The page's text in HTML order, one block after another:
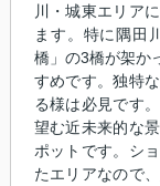
川・城東エリア
ます。特に隅田
橋」の3橋が架か
すめです。独特
る様は必見です
望む近未来的な
ポットです。シ
たエリアなので